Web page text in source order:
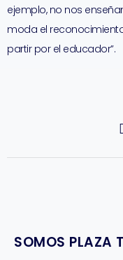
ejemplo, no nos
moda el
partir por el educador”.
SOMOS PLAZA